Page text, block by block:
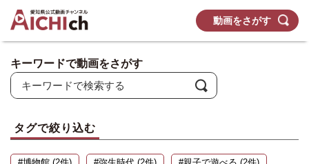
動画をさがす
キーワードで動画をさがす
タグで絞り込む